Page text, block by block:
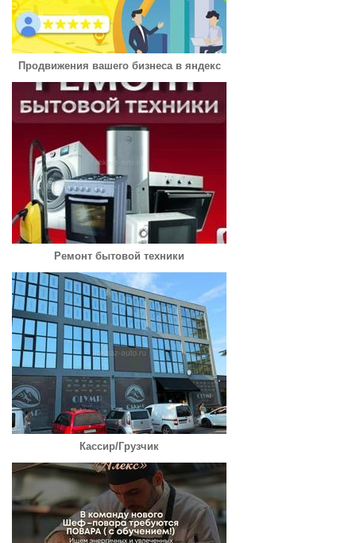
Продвижения вашего бизнеса в яндекс
Ремонт бытовой техники
Кассир/Грузчик